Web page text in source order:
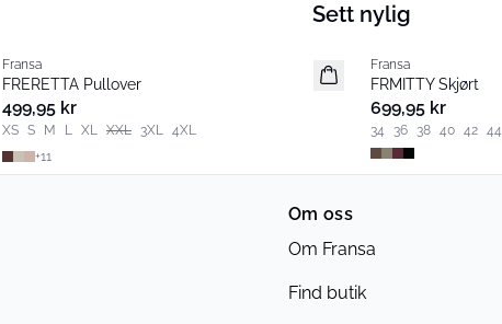
Sett nylig
Nyhet
Fransa
FRERETTA Pullover
499,95 kr
XS S M L XL XXL 3XL 4XL
+11
Nyhet
Fransa
FRMITTY Skjørt
699,95 kr
34 36 38 40 42 44
Om oss
Om Fransa
Find butik